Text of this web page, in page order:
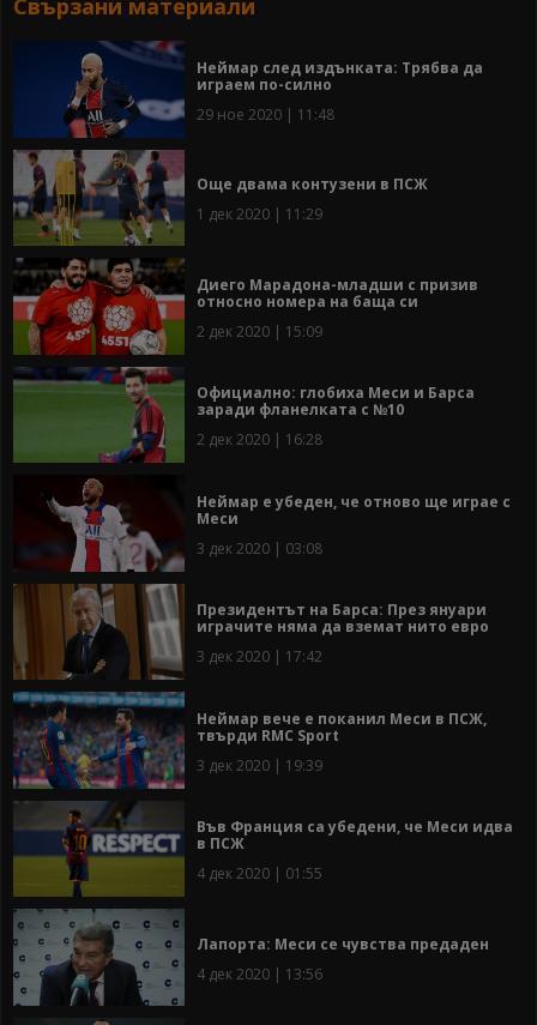
Свързани материали
Неймар след издънката: Трябва да
играем по-силно
29 ное 2020 | 11:48
Още двама контузени в ПСЖ
1 дек 2020 | 11:29
Диего Марадона-младши с призив
относно номера на баща си
2 дек 2020 | 15:09
Официално: глобиха Меси и Барса
заради фланелката с №10
2 дек 2020 | 16:28
Неймар е убеден, че отново ще играе с
Меси
3 дек 2020 | 03:08
Президентът на Барса: През януари
играчите няма да вземат нито евро
3 дек 2020 | 17:42
Неймар вече е поканил Меси в ПСЖ,
твърди RMC Sport
3 дек 2020 | 19:39
Във Франция са убедени, че Меси идва
в ПСЖ
4 дек 2020 | 01:55
Лапорта: Меси се чувства предаден
4 дек 2020 | 13:56